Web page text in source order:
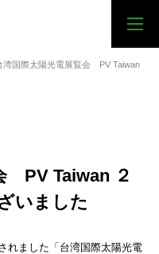
湾国際太陽光電展覧会 PV Taiwan
PV Taiwan ２
いました
れました「台湾国際太陽光電